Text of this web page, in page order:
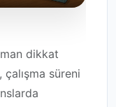
dikkat
çalışma süreni